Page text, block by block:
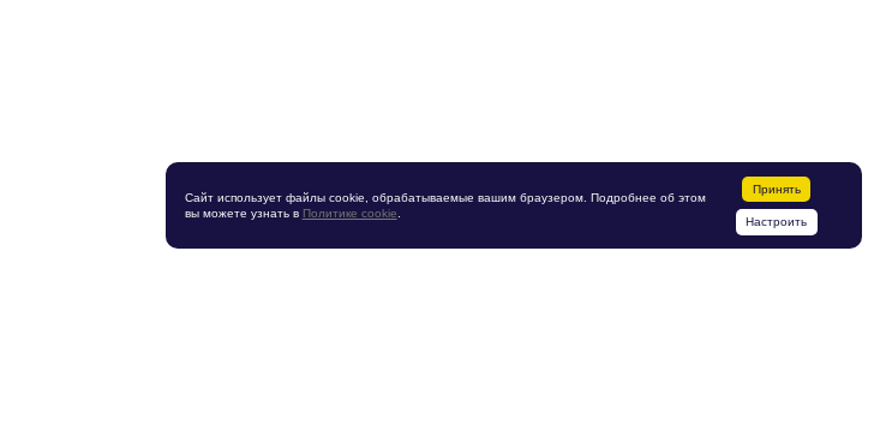
Сайт использует файлы cookie, обрабатываемые вашим браузером. Подробнее об этом
вы можете узнать в Политике cookie
Принять
Настроить